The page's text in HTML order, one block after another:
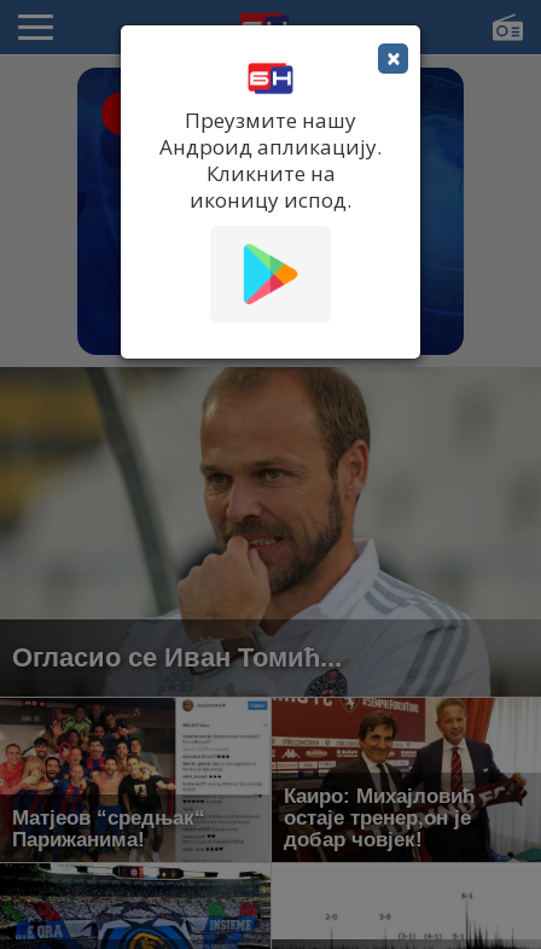
Огласио се Иван Томић...
Матјеов “средњак“
Парижанима!
Каиро: Михајловић
остаје тренер,он је
добар човјек!
×
Преузмите нашу
Андроид апликацију.
Кликните на
иконицу испод.